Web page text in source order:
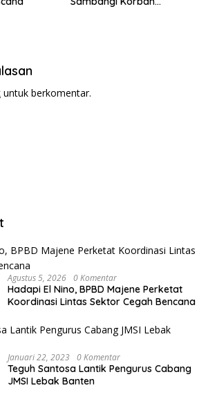
untuk berkomentar.
Agustus 5, 2026 0 Komentar
Hadapi El Nino, BPBD Majene Perketat
Koordinasi Lintas Sektor Cegah Bencana
Januari 22, 2023 0 Komentar
Teguh Santosa Lantik Pengurus Cabang
JMSI Lebak Banten